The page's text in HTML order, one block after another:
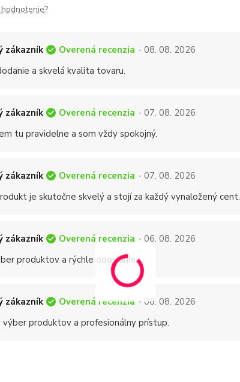
zákazník Overená recenzia - 08. 08. 2026
a skvelá kvalita tovaru.
zákazník Overená recenzia - 07. 08. 2026
tu pravidelne a som vždy spokojný.
zákazník Overená recenzia - 07. 08. 2026
je skutočne skvelý a stojí za každý vynaložený cent.
zákazník Overená recenzia - 06. 08. 2026
produktov a rýchle odoslanie.
zákazník Overená recenzia - 06. 08. 2026
výber produktov a profesionálny prístup.